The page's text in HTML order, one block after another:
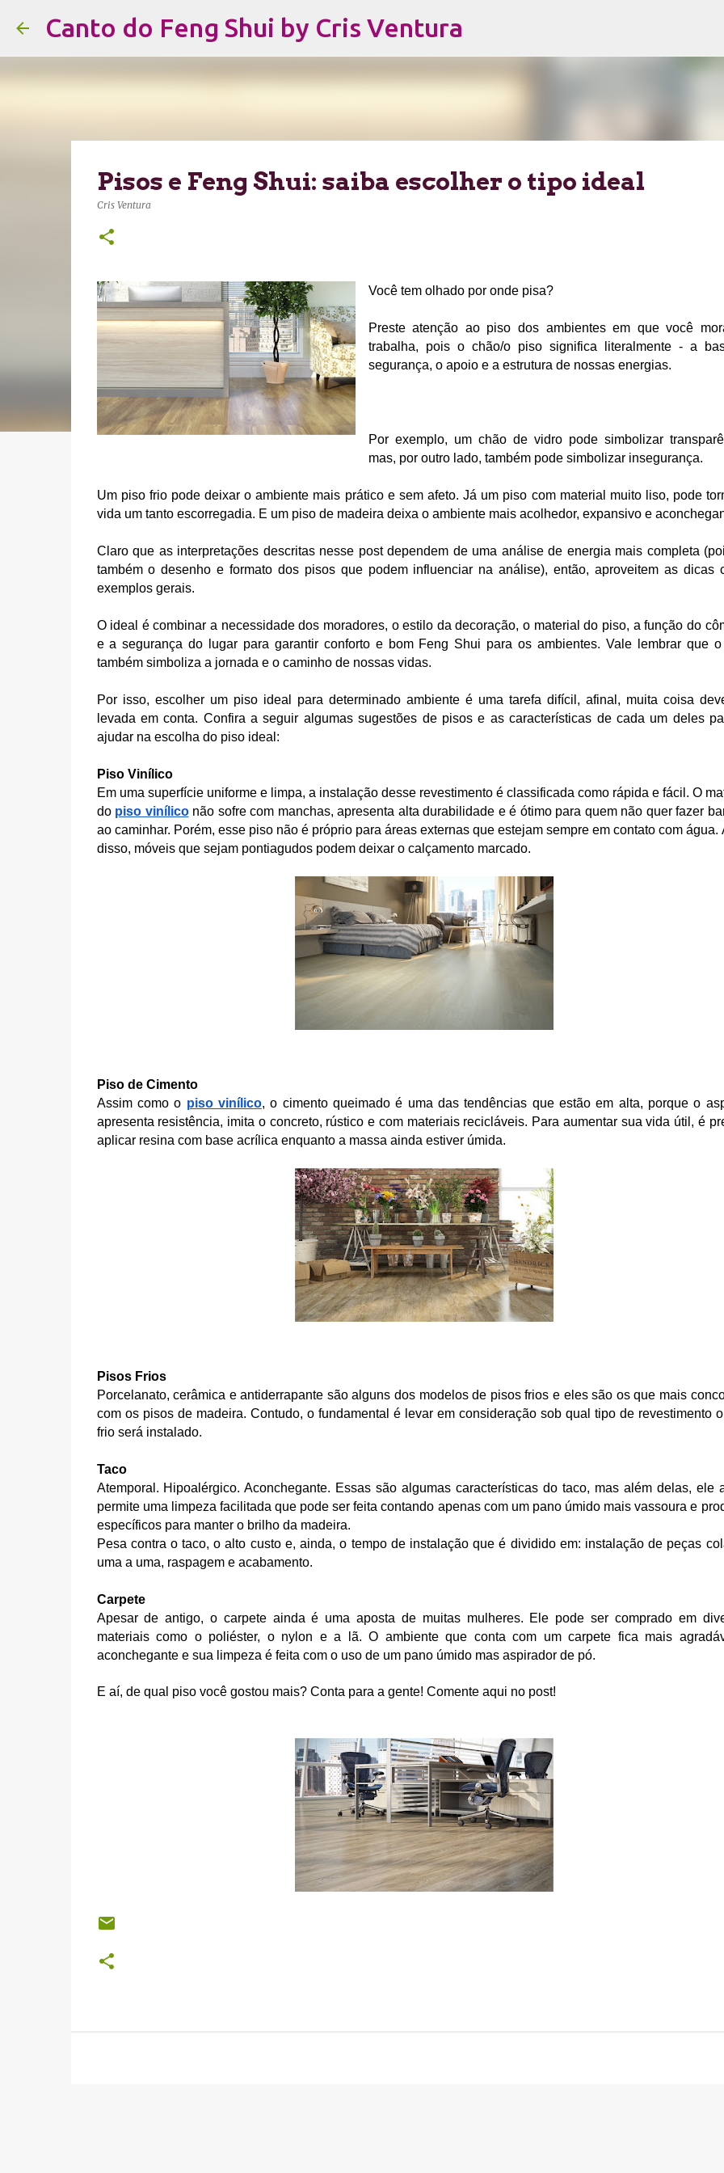
Pular para o conteúdo principal
Canto do Feng Shui by Cris Ventura
Pisos e Feng Shui: saiba escolher o tipo ideal
Cris Ventura
Você tem olhado por onde pisa?
Preste atenção ao piso dos ambientes em que você
trabalha, pois o chão/o piso significa literalmente - a
segurança, o apoio e a estrutura de nossas energias.
Por exemplo, um chão de vidro pode simbolizar
mas, por outro lado, também pode simbolizar insegurança.
Um piso frio pode deixar o ambiente mais prático e sem afeto. Já um piso com material muito liso, pode
vida um tanto escorregadia. E um piso de madeira deixa o ambiente mais acolhedor, expansivo e
Claro que as interpretações descritas nesse post dependem de uma análise de energia mais completa
também o desenho e formato dos pisos que podem influenciar na análise), então, aproveitem as dicas
exemplos gerais.
O ideal é combinar a necessidade dos moradores, o estilo da decoração, o material do piso, a função do
e a segurança do lugar para garantir conforto e bom Feng Shui para os ambientes. Vale lembrar que
também simboliza a jornada e o caminho de nossas vidas.
Por isso, escolher um piso ideal para determinado ambiente é uma tarefa difícil, afinal, muita coisa
levada em conta. Confira a seguir algumas sugestões de pisos e as características de cada um deles
ajudar na escolha do piso ideal:
Piso Vinílico
Em uma superfície uniforme e limpa, a instalação desse revestimento é classificada como rápida e fácil. O
do piso vinílico não sofre com manchas, apresenta alta durabilidade e é ótimo para quem não quer fazer
ao caminhar. Porém, esse piso não é próprio para áreas externas que estejam sempre em contato com água.
disso, móveis que sejam pontiagudos podem deixar o calçamento marcado.
Piso de Cimento
Assim como o piso vinílico, o cimento queimado é uma das tendências que estão em alta, porque o
apresenta resistência, imita o concreto, rústico e com materiais recicláveis. Para aumentar sua vida útil, é
aplicar resina com base acrílica enquanto a massa ainda estiver úmida.
Pisos Frios
Porcelanato, cerâmica e antiderrapante são alguns dos modelos de pisos frios e eles são os que mais
com os pisos de madeira. Contudo, o fundamental é levar em consideração sob qual tipo de revestimento
frio será instalado.
Taco
Atemporal. Hipoalérgico. Aconchegante. Essas são algumas características do taco, mas além delas, ele
permite uma limpeza facilitada que pode ser feita contando apenas com um pano úmido mais vassoura e
específicos para manter o brilho da madeira.
Pesa contra o taco, o alto custo e, ainda, o tempo de instalação que é dividido em: instalação de peças
uma a uma, raspagem e acabamento.
Carpete
Apesar de antigo, o carpete ainda é uma aposta de muitas mulheres. Ele pode ser comprado em
materiais como o poliéster, o nylon e a lã. O ambiente que conta com um carpete fica mais
aconchegante e sua limpeza é feita com o uso de um pano úmido mas aspirador de pó.
E aí, de qual piso você gostou mais? Conta para a gente! Comente aqui no post!